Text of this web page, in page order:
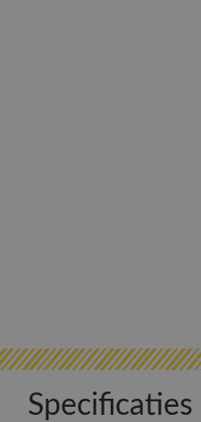
Specificaties